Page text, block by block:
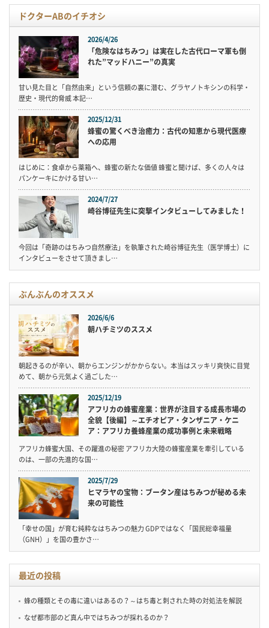
ドクターABのイチオシ
2026/4/26
「危険なはちみつ」は実在した古代ローマ軍も倒
れた”マッドハニー”の真実
甘い見た目と「自然由来」という信頼の裏に潜む、グラヤノトキシンの科学・
歴史・現代的脅威 本記…
2025/12/31
蜂蜜の驚くべき治癒力：古代の知恵から現代医療
への応用
はじめに：食卓から薬箱へ、蜂蜜の新たな価値 蜂蜜と聞けば、多くの人々は
パンケーキにかける甘い…
2024/7/27
崎谷博征先生に突撃インタビューしてみました！
今回は「奇跡のはちみつ自然療法」を執筆された崎谷博征先生（医学博士）に
インタビューをさせて頂きまし…
ぶんぶんのオススメ
2026/6/6
朝ハチミツのススメ
朝起きるのが辛い、朝からエンジンがかからない。本当はスッキリ爽快に目覚
めて、朝から元気よく過ごした…
2025/12/19
アフリカの蜂蜜産業：世界が注目する成長市場の
全貌【後編】～エチオピア・タンザニア・ケニ
ア：アフリカ養蜂産業の成功事例と未来戦略
アフリカ蜂蜜大国、その躍進の秘密 アフリカ大陸の蜂蜜産業を牽引している
のは、一部の先進的な国…
2025/7/29
ヒマラヤの宝物：ブータン産はちみつが秘める未
来の可能性
「幸せの国」が育む純粋なはちみつの魅力 GDPではなく「国民総幸福量
（GNH）」を国の豊かさ…
最近の投稿
蜂の種類とその毒に違いはあるの？～はち毒と刺された時の対処法を解説
なぜ都市部のど真ん中ではちみつが採れるのか？